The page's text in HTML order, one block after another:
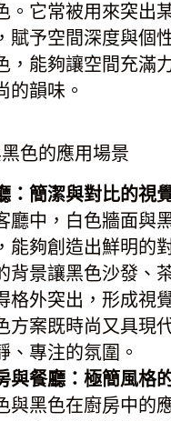
。它常被用來突出
賦予空間深度與個
，能夠讓空間充滿
的韻味。
色的應用場景
：簡潔與對比的視
廳中，白色牆面與
能夠創造出鮮明的
背景讓黑色沙發、
格外突出，形成視
方案既時尚又具現
、專注的氛圍。
與餐廳：極簡風格
與黑色在廚房中的